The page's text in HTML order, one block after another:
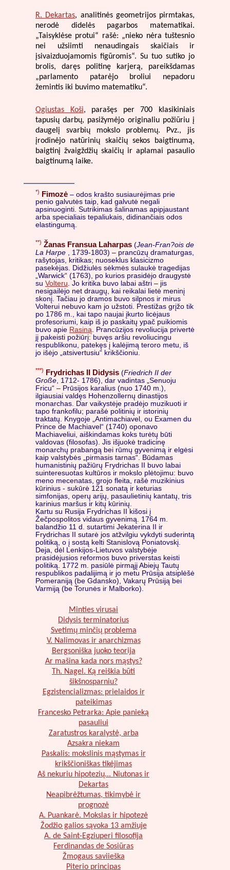
R. Dekartas, analitinės geometrijos pirmtakas,
nerodė didelės pagarbos matematikai.
„Taisyklėse protui“ rašė: „nieko nėra tuštesnio
nei užsiimti nenaudingais skaičiais ir
įsivaizduojamomis figūromis“. Su tuo sutiko jo
brolis, daręs politinę karjerą, pareikšdamas
„parlamento patarėjo broliui nepadoru
žemintis iki buvimo matematiku“.
Ogiustas Koši, parašęs per 700 klasikiniais
tapusių darbų, pasižymėjo originaliu požiūriu į
daugelį svarbių mokslo problemų. Pvz., jis
įrodinėjo natūrinių skaičių sekos baigtinumą,
baigtinį žvaigždžių skaičių ir aplamai pasaulio
baigtinumą laike.
*) Fimozė – odos krašto susiaurėjimas prie
penio galvutės taip, kad galvutė negali
apsinuoginti. Sutrikimas šalinamas apipjaustant
arba specialiais tepaliukais, didinančiais odos
elastingumą.
**) Žanas Fransua Laharpas (Jean-Fran?ois de
La Harpe , 1739-1803) – prancūzų dramaturgas,
rašytojas, kritikas; nuoseklus klasicizmo
pasekėjas. Didžiulės sėkmės sulaukė tragedijas
„Warwick“ (1763), po kurios prasidėjo draugystė
su Volteru. Jo kritika buvo labai aštri – jis
nesigailėjo net draugų, kai reikalai lietė meninį
skonį. Tačiau jo dramos buvo silpnos ir mirus
Volterui nebuvo kam jo užstoti. Prestižas grįžo tik
po 1786 m., kai tapo naujai įkurto licėjaus
profesoriumi, kaip iš jo paskaitų ypač puikiomis
buvo apie Rasiną. Prancūzijos revoliucija privertė
jį pakeisti požiūrį: buvęs aršiu revoliucingu
respublikonu, patekęs į kalėjimą teroro metu, iš
jo išėjo „atsivertusiu“ krikščioniu.
***) Frydrichas II Didysis (Friedrich II der
Große , 1712- 1786), dar vadintas „Senuoju
Fricu“ – Prūsijos karalius (nuo 1740 m.),
ilgiausiai valdęs Hohenzollernų dinastijos
monarchas. Dar vaikystėje pradėjo muzikuoti ir
tapo frankofilu; parašė politinių ir istorinių
traktatų. Knygoje „Antimachiavel, ou Examen du
Prince de Machiavel“ (1740) oponavo
Machiaveliui, aiškindamas koks turėtų būti
valdovas (filosofas). Jis išjuokė tradicinę
monarchų prabangą bei rūmų gyvenimą ir elgėsi
kaip valstybės „pirmasis tarnas“. Būdamas
humanistinių pažiūrų Frydrichas II buvo labai
suinteresuotas kultūros ir mokslo plėtojimu: buvo
meno mecenatas, grojo fleita, rašė muzikinius
kūrinius - sukūrė 121 sonatą ir keturias
simfonijas, operų arijų, pasaulietinių kantatų, tris
karinius maršus ir kitų kūrinių.
Kartu su Rusija Frydrichas II kišosi į
Žečpospolitos vidaus gyvenimą. 1764 m.
balandžio 11 d. sutartimi Jekaterina II ir
Frydrichas II sutarė jos atžvilgiu vykdyti suderintą
politiką, o į sostą kelti Stanislovą Poniatovskį.
Deja, dėl Lenkijos-Lietuvos valstybėje
prasidėjusios reformos buvo priverstas keisti
politiką. 1772 m. pasiūlė pirmąjį Abiejų Tautų
respublikos padalijimą ir jo metu Prūsija atsiplėšė
Pomeraniją (be Gdansko), Vakarų Prūsiją bei
Varmiją (be Torunės ir Malborko).
Minties virusai
Didysis terminatorius
Svetimų minčių problema
V. Nalimovas ir anarchizmas
Bergsoniška juoko teorija
Ar mašina kada nors mąstys?
Th. Nagel. Ką reiškia būti
šikšnosparniu?
Egzistencializmas: prielaidos ir
pateikimas
Francesko Petrarka: Apie panieką
pasauliui
Zaratustros karalystė, arba
Azsakra niekam
Paskalis: mokslinis mąstymas ir
krikščioniškas tikėjimas
Aš nekuriu hipotezių... Niutonas ir
Dekartas
Neapibrėžtumas, tikimybė ir
prognozė
A. Puankarė. Mokslas ir hipotezė
Žodžio galios sąvoka 13 amžiuje
A. de Saint-Egziuperi filosofija
Ferdinandas de Sosiūras
Žmogaus saviieška
Piterio principas